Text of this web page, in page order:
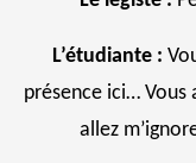
L’étudiante :
présence ici… Vous
allez